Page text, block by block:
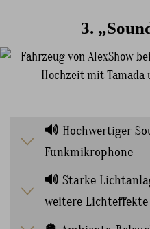
3.
🔊 Hochwertiger
Funkmikrophone
🔊 Starke
weitere Lichteffekte